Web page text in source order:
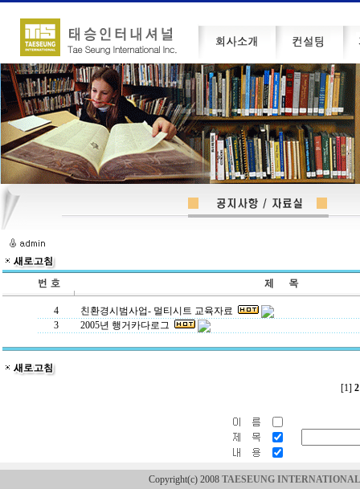
4
친환경시범사업- 멀티시트 교육자료
3
2005년 행거카다로그
[1] 2
Copyright(c) 2008 TAESEUNG